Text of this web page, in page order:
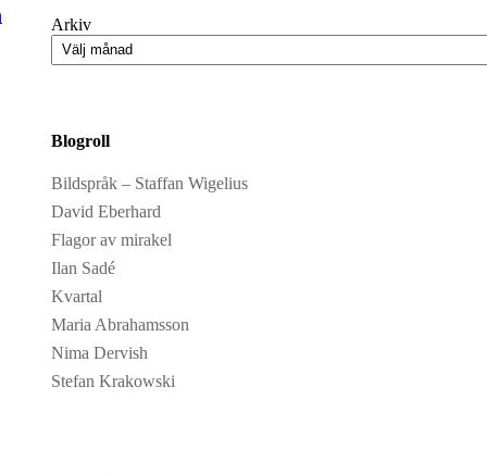
Arkiv
Blogroll
Bildspråk – Staffan Wigelius
David Eberhard
Flagor av mirakel
Ilan Sadé
Kvartal
Maria Abrahamsson
Nima Dervish
Stefan Krakowski